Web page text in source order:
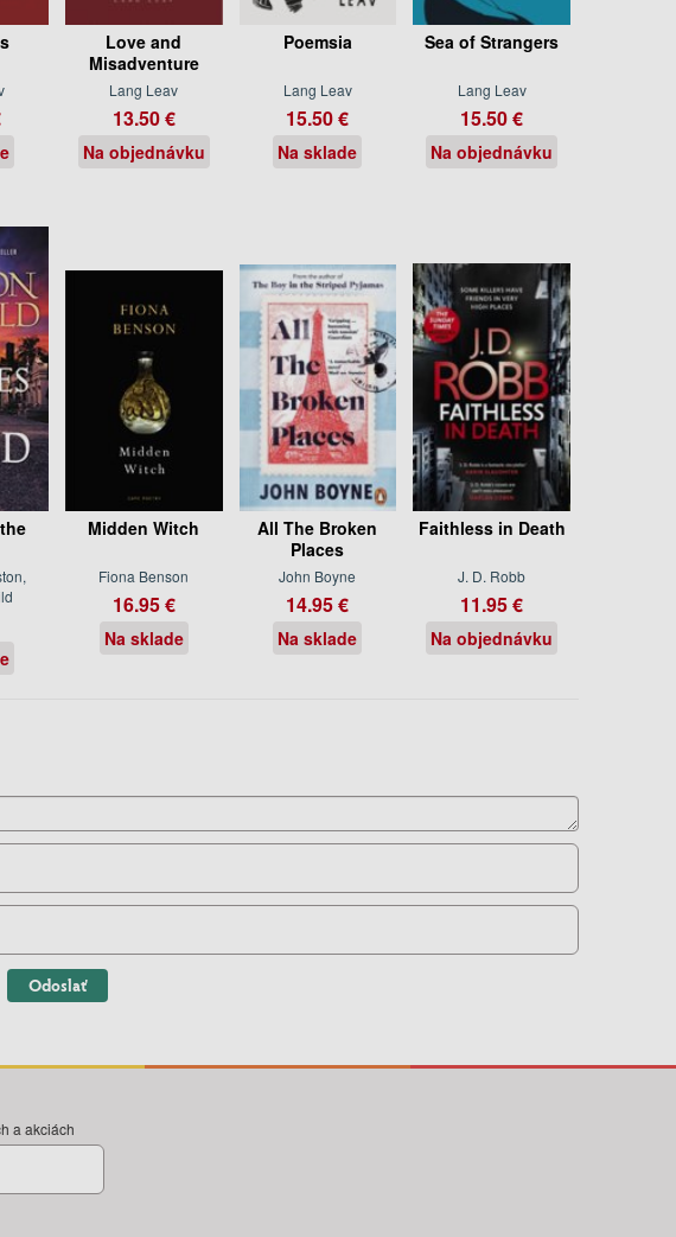
Love and
Misadventure
Lang Leav
13.50 €
Na objednávku
Poemsia
Lang Leav
15.50 €
Na sklade
Sea of Strangers
Lang Leav
15.50 €
Na objednávku
Midden Witch
Fiona Benson
16.95 €
Na sklade
All The Broken
Places
John Boyne
14.95 €
Na sklade
Faithless in Death
J. D. Robb
11.95 €
Na objednávku
Odoslať
a akciách